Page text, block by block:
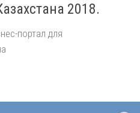
2018.
портал для